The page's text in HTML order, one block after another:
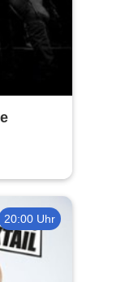
20:00 Uhr